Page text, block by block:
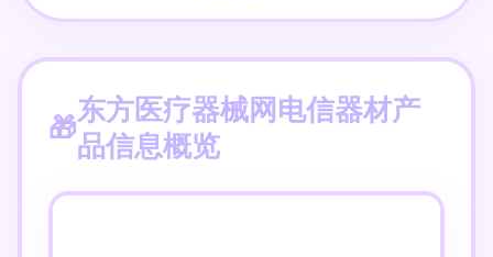
东方医疗器械网电信器材产
品信息概览